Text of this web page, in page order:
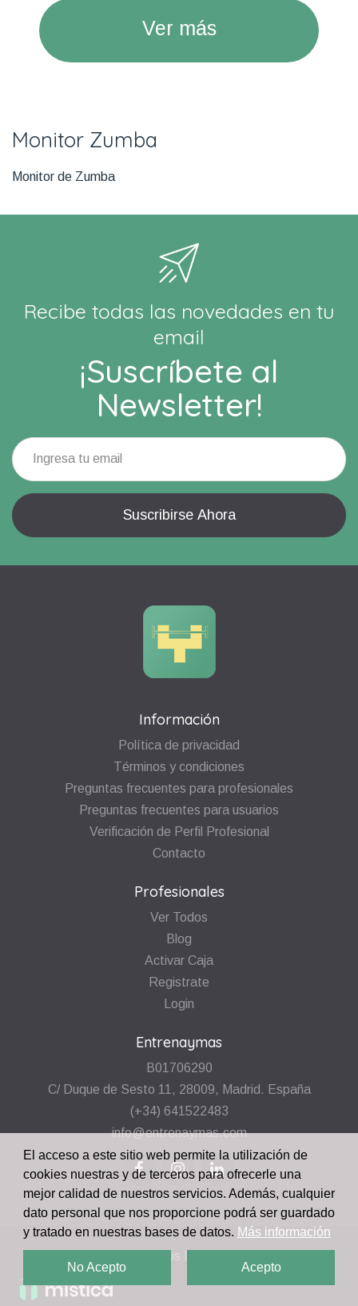
Ver más
Monitor Zumba
Monitor de Zumba
Recibe todas las novedades en tu
email
¡Suscríbete al
Newsletter!
Información
Política de privacidad
Términos y condiciones
Preguntas frecuentes para profesionales
Preguntas frecuentes para usuarios
Verificación de Perfil Profesional
Contacto
Profesionales
Ver Todos
Blog
Activar Caja
Registrate
Login
Entrenaymas
B01706290
C/ Duque de Sesto 11, 28009, Madrid. España
(+34) 641522483
info@entrenaymas.com
El acceso a este sitio web permite la utilización de
cookies nuestras y de terceros para ofrecerle una
mejor calidad de nuestros servicios. Además, cualquier
dato personal que nos proporcione podrá ser guardado
y tratado en nuestras bases de datos. Más información
No Acepto Acepto